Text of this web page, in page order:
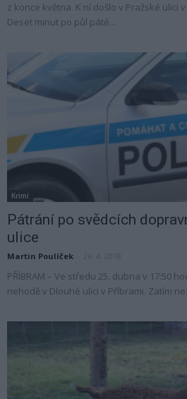
z konce května. K ní došlo v Pražské ulici
Deset minut po půl páté...
Krimi
Pátrání po svědcích
ulice
Martin Poulíček
PŘÍBRAM – Ve středu 25. dubna v 17:50
nehodě v Dlouhé ulici v Příbrami. Zatím